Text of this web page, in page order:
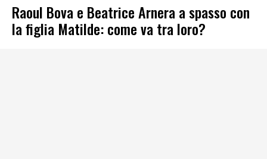
Raoul Bova e Beatrice Arnera a spasso con
la figlia Matilde: come va tra loro?